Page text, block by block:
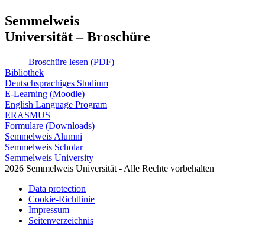
Semmelweis
Universität – Broschüre
Broschüre lesen (PDF)
Bibliothek
Deutschsprachiges Studium
E-Learning (Moodle)
English Language Program
ERASMUS
Formulare (Downloads)
Semmelweis Alumni
Semmelweis Scholar
Semmelweis University
2026 Semmelweis Universität - Alle Rechte vorbehalten
Data protection
Cookie-Richtlinie
Impressum
Seitenverzeichnis